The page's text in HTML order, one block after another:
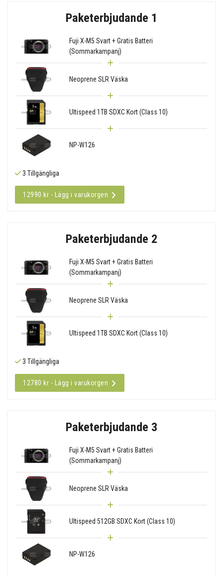
Paketerbjudande 1
Fuji X-M5 Svart + Gratis Batteri
(Sommarkampanj)
Neoprene SLR Väska
Ultispeed 1TB SDXC Kort (Class 10)
NP-W126
3 Tillgängliga
12990 kr - Lägg i varukorgen
Paketerbjudande 2
Fuji X-M5 Svart + Gratis Batteri
(Sommarkampanj)
Neoprene SLR Väska
Ultispeed 1TB SDXC Kort (Class 10)
3 Tillgängliga
12780 kr - Lägg i varukorgen
Paketerbjudande 3
Fuji X-M5 Svart + Gratis Batteri
(Sommarkampanj)
Neoprene SLR Väska
Ultispeed 512GB SDXC Kort (Class 10)
NP-W126